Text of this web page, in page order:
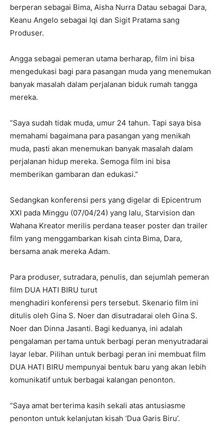
berperan sebagai Bima, Aisha Nurra Datau sebagai Dara,
Keanu Angelo sebagai Iqi dan Sigit Pratama sang
Produser.
Angga sebagai pemeran utama berharap, film ini bisa
mengedukasi bagi para pasangan muda yang menemukan
banyak masalah dalam perjalanan biduk rumah tangga
mereka.
“Saya sudah tidak muda, umur 24 tahun. Tapi saya bisa
memahami bagaimana para pasangan yang menikah
muda, pasti akan menemukan banyak masalah dalam
perjalanan hidup mereka. Semoga film ini bisa
memberikan gambaran dan edukasi.”
Sedangkan konferensi pers yang digelar di Epicentrum
XXI pada Minggu (07/04/24) yang lalu, Starvision dan
Wahana Kreator merilis perdana teaser poster dan trailer
film yang menggambarkan kisah cinta Bima, Dara,
bersama anak mereka Adam.
Para produser, sutradara, penulis, dan sejumlah pemeran
film DUA HATI BIRU turut
menghadiri konferensi pers tersebut. Skenario film ini
ditulis oleh Gina S. Noer dan disutradarai oleh Gina S.
Noer dan Dinna Jasanti. Bagi keduanya, ini adalah
pengalaman pertama untuk berbagi peran menyutradarai
layar lebar. Pilihan untuk berbagi peran ini membuat film
DUA HATI BIRU mempunyai bentuk baru yang akan lebih
komunikatif untuk berbagai kalangan penonton.
“Saya amat berterima kasih sekali atas antusiasme
penonton untuk kelanjutan kisah ‘Dua Garis Biru’.